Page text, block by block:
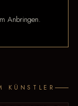
Anbringen.
KÜNSTLER